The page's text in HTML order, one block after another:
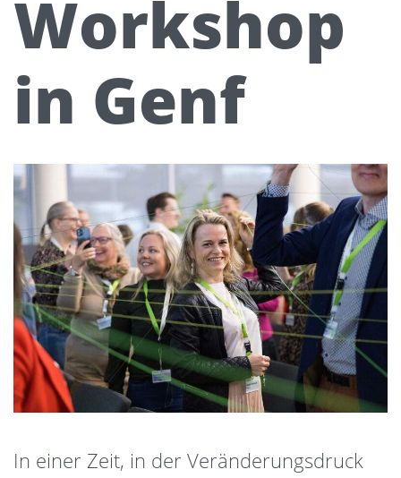
Workshop
in Genf
In einer Zeit, in der Veränderungsdruck